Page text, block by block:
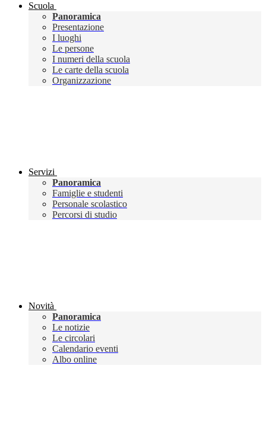
Scuola
Panoramica
Presentazione
I luoghi
Le persone
I numeri della scuola
Le carte della scuola
Organizzazione
Servizi
Panoramica
Famiglie e studenti
Personale scolastico
Percorsi di studio
Novità
Panoramica
Le notizie
Le circolari
Calendario eventi
Albo online